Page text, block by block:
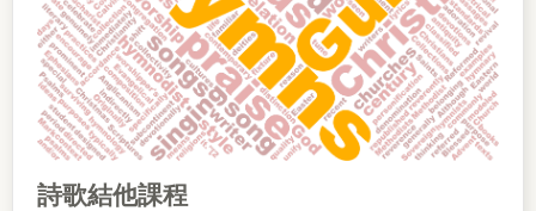
詩歌結他課程